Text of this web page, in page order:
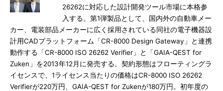
26262に対応した設計開発ツール市場に本格参
入する。第1弾製品として、国内外の自動車メー
カー、電装部品メーカーに広く採用されている同社の電子機器設
計用CADプラットフォーム「CR-8000 Design Gateway」と連携
動作する「CR-8000 ISO 26262 Verifier」と「GAIA-QEST for
Zuken」を2013年12月に発売する。契約形態はフローティングラ
イセンスで、1ライセンス当たりの価格はCR-8000 ISO 26262
Verifierが220万円、GAIA-QEST for Zukenが180万円。初年度の